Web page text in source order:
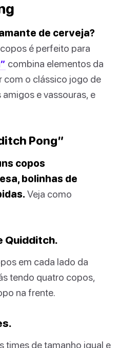
de cerveja?
é perfeito para
combina elementos da
com o clássico jogo de
e vassouras, e
Pong”
copos
bolinhas de
Veja como
Quidditch.
em cada lado da
tendo quatro copos,
na frente.
times de tamanho igual e